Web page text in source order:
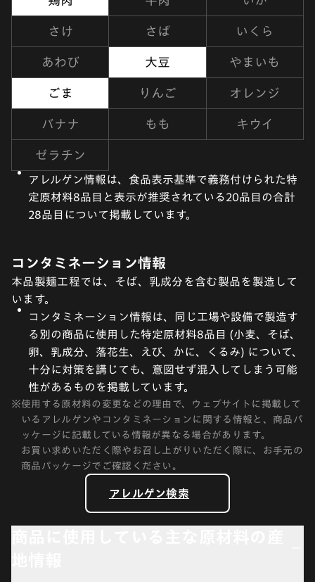
さけ さば いくら
あわび 大豆 やまいも
ごま りんご オレンジ
バナナ もも キウイ
ゼラチン
アレルゲン情報は、食品表示基準で義務付けられた特
定原材料8品目と表示が推奨されている20品目の合計
28品目について掲載しています。
コンタミネーション情報
本品製麺工程では、そば、乳成分を含む製品を製造して
います。
コンタミネーション情報は、同じ工場や設備で製造す
る別の商品に使用した特定原材料8品目 (小麦、そば、
卵、乳成分、落花生、えび、かに、くるみ) について、
十分に対策を講じても、意図せず混入してしまう可能
性があるものを掲載しています。
※使用する原材料の変更などの理由で、ウェブサイトに掲載して
いるアレルゲンやコンタミネーションに関する情報と、商品パ
ッケージに記載している情報が異なる場合があります。
お買い求めいただく際やお召し上がりいただく際に、お手元の
商品パッケージでご確認ください。
アレルゲン検索